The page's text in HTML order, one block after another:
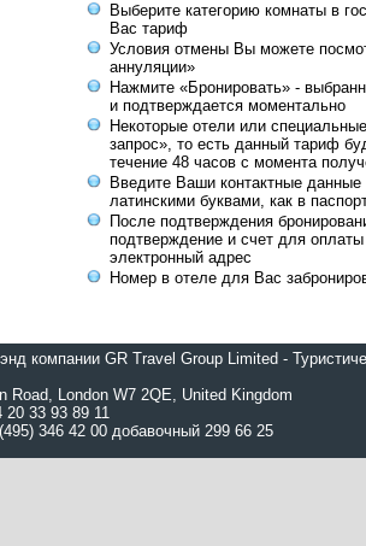
Выберите категорию комнаты в
Вас тариф
Условия отмены Вы можете
аннуляции»
Нажмите «Бронировать» -
и подтверждается моментально
Некоторые отели или
запрос», то есть данный тариф
течение 48 часов с момента
Введите Ваши контактные данные
латинскими буквами, как в
После подтверждения
подтверждение и счет для
электронный адрес
Номер в отеле для Вас
компании GR Travel Group Limited -
Road, London W7 2QE, United Kingdom
33 93 89 11
346 42 00 добавочный 299 66 25